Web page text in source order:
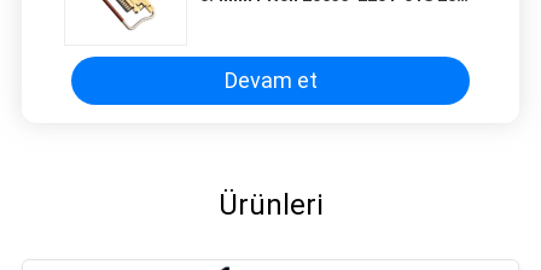
Devam et
Ürünleri